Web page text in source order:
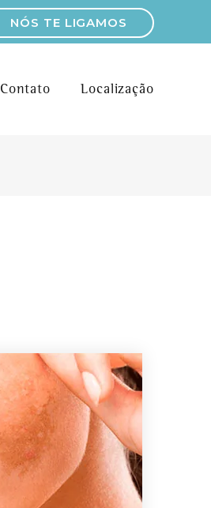
NÓS TE LIGAMOS
Contato Localização